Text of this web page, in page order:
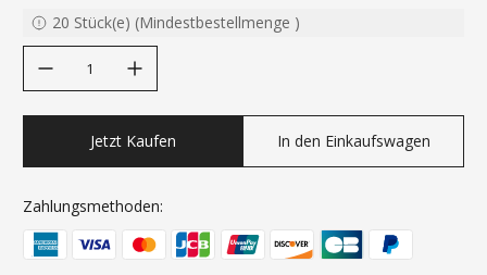
20 Stück(e) (Mindestbestellmenge )
Jetzt Kaufen In den Einkaufswagen
Zahlungsmethoden: